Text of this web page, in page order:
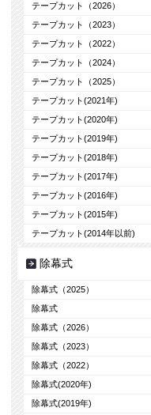
テープカット（2026）
テープカット（2023）
テープカット（2022）
テープカット（2024）
テープカット（2025）
テープカット(2021年)
テープカット(2020年)
テープカット(2019年)
テープカット(2018年)
テープカット(2017年)
テープカット(2016年)
テープカット(2015年)
テープカット(2014年以前)
除幕式
除幕式（2025）
除幕式
除幕式（2026）
除幕式（2023）
除幕式（2022）
除幕式(2020年)
除幕式(2019年)